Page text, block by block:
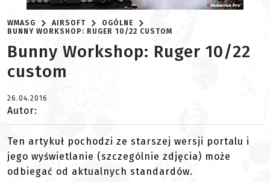
WMASG AIRSOFT
OGÓLNE
BUNNY WORKSHOP: RUGER 10/22 CUSTOM
Bunny Workshop: Ruger 10/22
custom
26.04.2016
Autor:
Ten artykuł pochodzi ze starszej wersji portalu i
jego wyświetlanie (szczególnie zdjęcia) może
odbiegać od aktualnych standardów.